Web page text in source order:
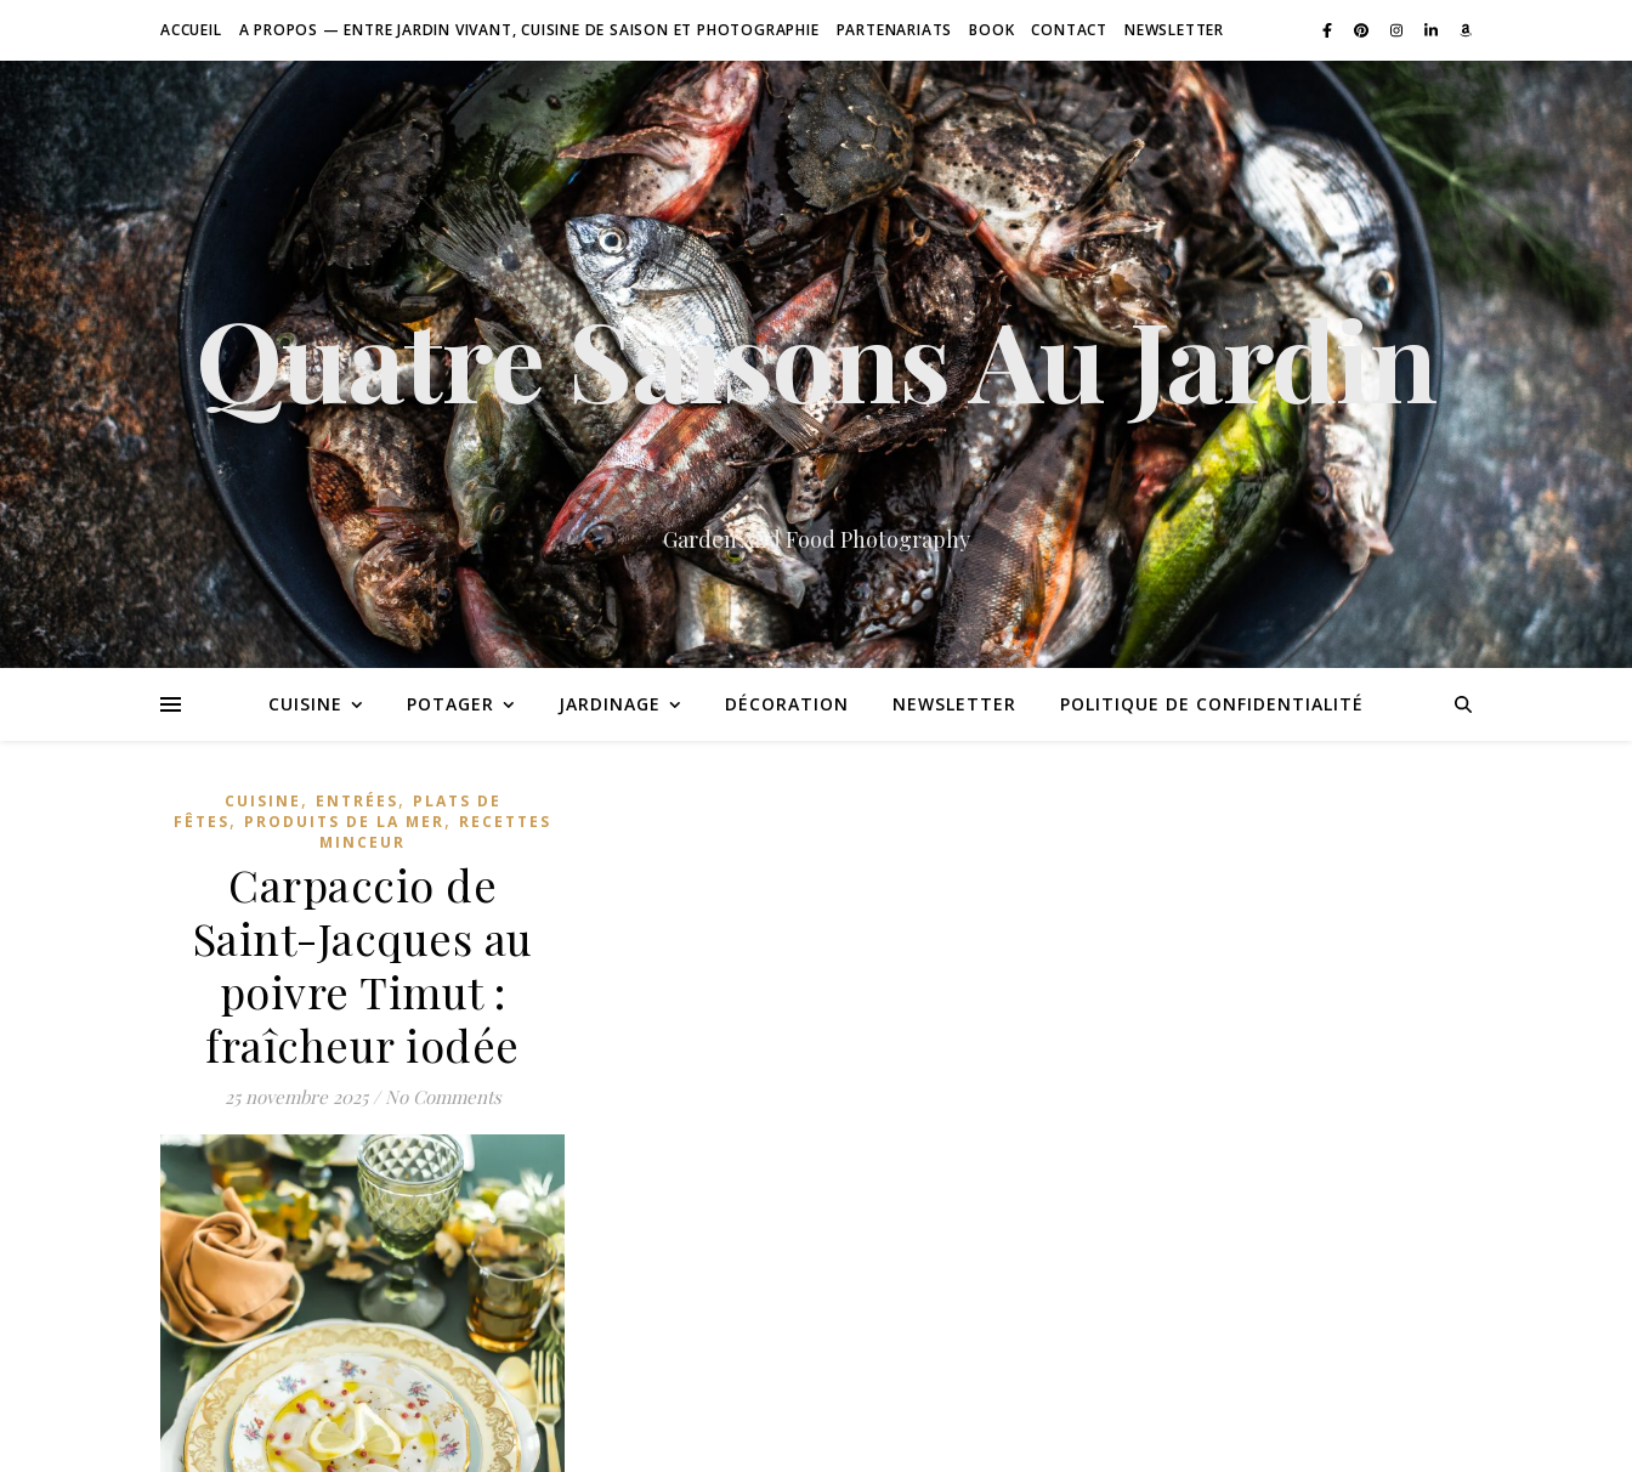
ACCUEIL A PROPOS — ENTRE JARDIN VIVANT, CUISINE DE SAISON ET PHOTOGRAPHIE PARTENARIATS BOOK CONTACT NEWSLETTER
Quatre Saisons Au Jardin
Garden And Food Photography
CUISINE POTAGER JARDINAGE DÉCORATION NEWSLETTER POLITIQUE DE CONFIDENTIALITÉ
CUISINE , ENTRÉES, PLATS DE
FÊTES, PRODUITS DE LA MER, RECETTES
MINCEUR
Carpaccio de
Saint-Jacques au
poivre Timut :
fraîcheur iodée
25 novembre 2025 / No Comments